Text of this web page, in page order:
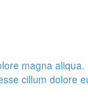
magna
cillum dolore